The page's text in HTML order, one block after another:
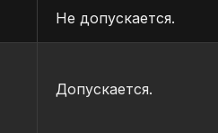
Не допускается.
Допускается.